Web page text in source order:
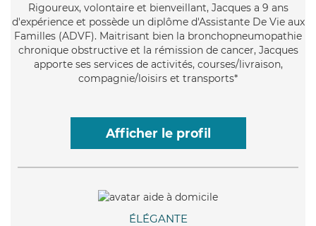
Rigoureux, volontaire et bienveillant, Jacques a 9 ans
d'expérience et possède un diplôme d'Assistante De Vie aux
Familles (ADVF). Maitrisant bien la bronchopneumopathie
chronique obstructive et la rémission de cancer, Jacques
apporte ses services de activités, courses/livraison,
compagnie/loisirs et transports*
Afficher le profil
ÉLÉGANTE